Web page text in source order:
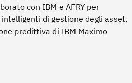
con IBM e AFRY per
di gestione degli asset,
predittiva di IBM Maximo